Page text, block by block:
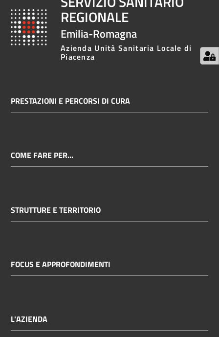
REGIONALE
Emilia-Romagna
Azienda Unità Sanitaria Locale di
Piacenza
PRESTAZIONI E PERCORSI DI CURA
COME FARE PER...
STRUTTURE E TERRITORIO
FOCUS E APPROFONDIMENTI
L'AZIENDA